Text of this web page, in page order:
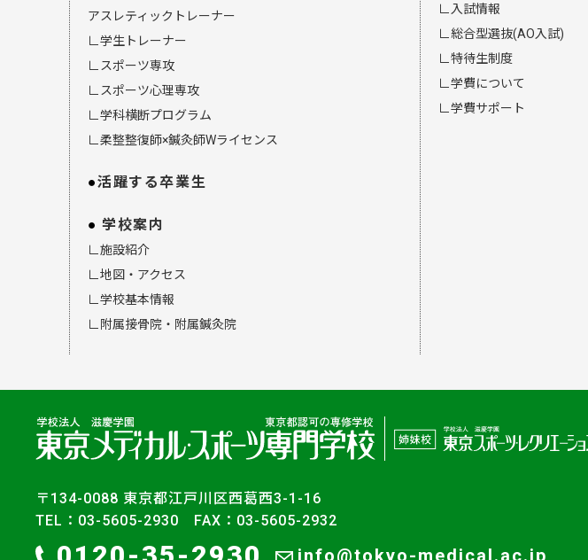
アスレティックトレーナー
∟学生トレーナー
∟スポーツ専攻
∟スポーツ心理専攻
∟学科横断プログラム
∟柔整整復師×鍼灸師Wライセンス
活躍する卒業生
学校案内
∟施設紹介
∟地図・アクセス
∟学校基本情報
∟附属接骨院・附属鍼灸院
∟入試情報
∟総合型選抜(AO入試)
∟特待生制度
∟学費について
∟学費サポート
〒134-0088 東京都江戸川区西葛西3-1-16
TEL：03-5605-2930 FAX：03-5605-2932